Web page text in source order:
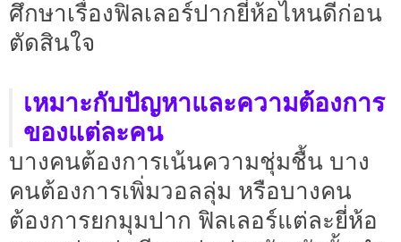
ศึกษาเรื่องฟิลเลอร์ปากยี่ห้อไหนดีก่อน
ตัดสินใจ
เหมาะกับปัญหาและความต้องการ
ของแต่ละคน
บางคนต้องการเน้นความชุ่มชื้น บาง
คนต้องการเพิ่มวอลลุ่ม หรือบางคน
ต้องการยกมุมปาก ฟิลเลอร์แต่ละยี่ห้อ